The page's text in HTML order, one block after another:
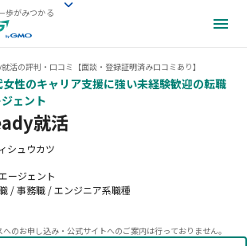
歩がみつかる
就活の評判・口コミ【面談・登録証明済み口コミあり】
女性のキャリア支援に強い未経験歓迎の転職
ェント
就活
シュウカツ
ージェント
/ 事務職 / エンジニア系職種
のお申し込み・公式サイトへのご案内は行っておりません。